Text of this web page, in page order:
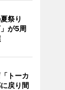
祭り
」が5周
トーカ
戻り間